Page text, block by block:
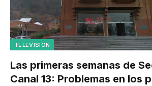
TELEVISIÓN
Las primeras semanas de
Canal 13: Problemas en los